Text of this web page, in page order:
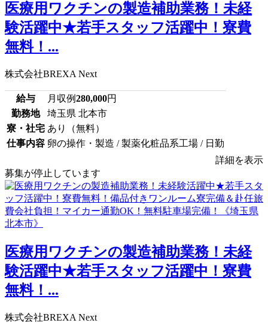
医療用ワクチンの製造補助業務！未経
験活躍中★若手スタッフ活躍中！寮費
無料！...
株式会社BREXA Next
給与 月収例280,000円
勤務地
埼玉県 北本市
寮・社宅 あり（無料）
仕事内容 卵の操作・製造 / 製薬化粧品系工場 / 日勤
詳細を表示
募集が停止しています
医療用ワクチンの製造補助業務！未経
験活躍中★若手スタッフ活躍中！寮費
無料！...
株式会社BREXA Next